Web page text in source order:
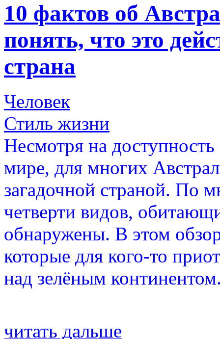
10 фактов об
понять, что это
страна
Человек
Стиль жизни
Несмотря на
мире, для многих
загадочной страной. По
четверти видов,
обнаружены. В этом
которые для кого-то
над зелёным
читать дальше